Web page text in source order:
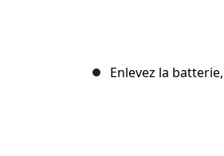
Enlevez la